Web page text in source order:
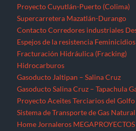
Proyecto Cuyutlán-Puerto (Colima)
Supercarretera Mazatlán-Durango
Contacto Corredores industriales
Espejos de la resistencia Feminicidios
Fracturación Hidráulica (Fracking)
Hidrocarburos
Gasoducto Jaltipan – Salina Cruz
Gasoducto Salina Cruz – Tapachula
Proyecto Aceites Terciarios del
Sistema de Transporte de Gas
Home Jornaleros MEGAPROYECTOS